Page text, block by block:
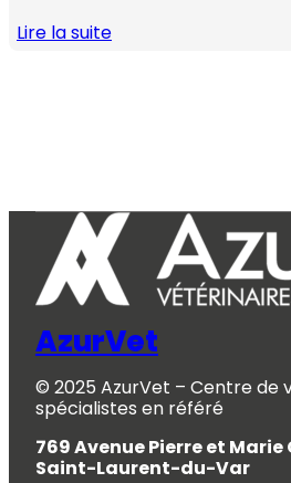
Lire la suite
AzurVet
© 2025 AzurVet – Centre de
spécialistes en référé
769 Avenue Pierre et Marie
Saint-Laurent-du-Var